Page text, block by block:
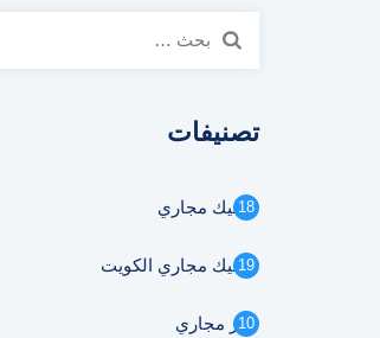
البحث
تصنيفات
تسليك مجاري
18
تسليك مجاري الكويت
19
تنكر مجاري
10